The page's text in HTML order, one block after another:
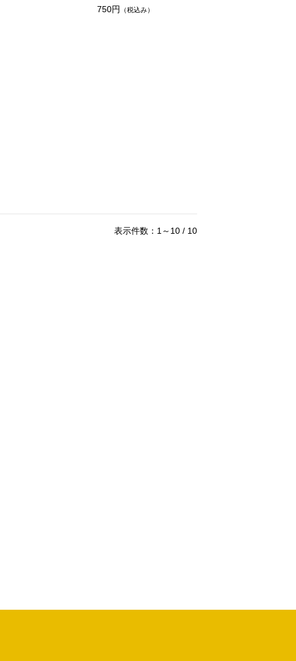
750円
（税込み）
表示件数：1～10 / 10